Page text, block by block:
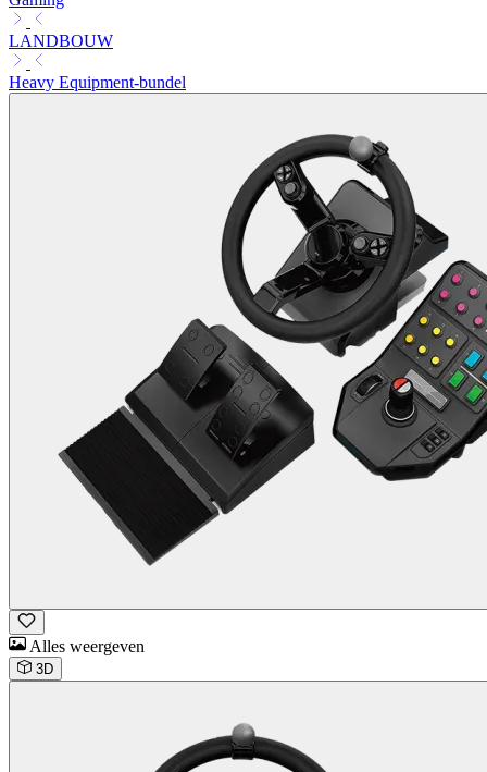
LANDBOUW
Heavy Equipment-bundel
Alles weergeven
3D